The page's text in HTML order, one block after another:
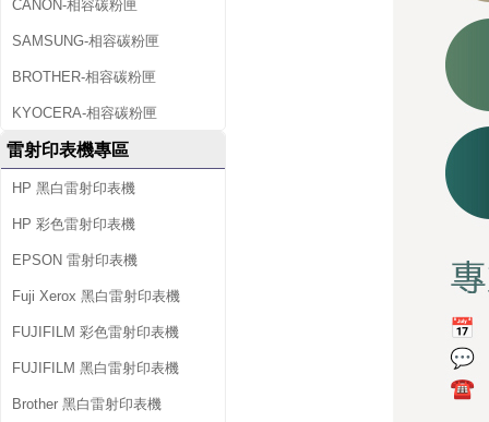
CANON-相容碳粉匣
SAMSUNG-相容碳粉匣
BROTHER-相容碳粉匣
KYOCERA-相容碳粉匣
雷射印表機專區
HP 黑白雷射印表機
HP 彩色雷射印表機
EPSON 雷射印表機
Fuji Xerox 黑白雷射印表機
FUJIFILM 彩色雷射印表機
FUJIFILM 黑白雷射印表機
Brother 黑白雷射印表機